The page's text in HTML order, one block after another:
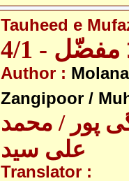
Tauheed e
- 4/1
Author :
Zangipoor /
پور / محمد
علی سید
Translator :